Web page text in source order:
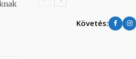
Követés: